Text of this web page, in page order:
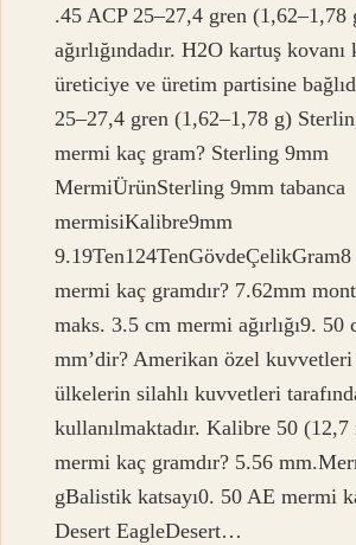
.45 ACP 25–27,4 gren (1,62–1,78
ağırlığındadır. H2O kartuş kovanı
üreticiye ve üretim partisine
25–27,4 gren (1,62–1,78 g)
mermi kaç gram? Sterling 9mm
MermiÜrünSterling 9mm tabanca
mermisiKalibre9mm
mermi kaç gramdır? 7.62mm
maks. 3.5 cm mermi ağırlığı9. 50
mm’dir? Amerikan özel
ülkelerin silahlı kuvvetleri
kullanılmaktadır. Kalibre 50
mermi kaç gramdır? 5.56
gBalistik katsayı0. 50 AE mermi
Desert EagleDesert…